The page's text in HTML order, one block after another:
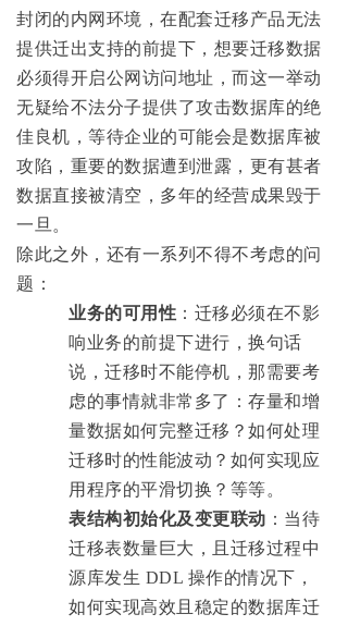
封闭的内网环境，在配套迁移产品无法
提供迁出支持的前提下，想要迁移数据
必须得开启公网访问地址，而这一举动
无疑给不法分子提供了攻击数据库的绝
佳良机，等待企业的可能会是数据库被
攻陷，重要的数据遭到泄露，更有甚者
数据直接被清空，多年的经营成果毁于
一旦。
除此之外，还有一系列不得不考虑的问
题：
业务的可用性 ：迁移必须在不影
响业务的前提下进行，换句话
说，迁移时不能停机，那需要考
虑的事情就非常多了：存量和增
量数据如何完整迁移？如何处理
迁移时的性能波动？如何实现应
用程序的平滑切换？等等。
表结构初始化及变更联动 ：当待
迁移表数量巨大，且迁移过程中
源库发生 DDL 操作的情况下，
如何实现高效且稳定的数据库迁